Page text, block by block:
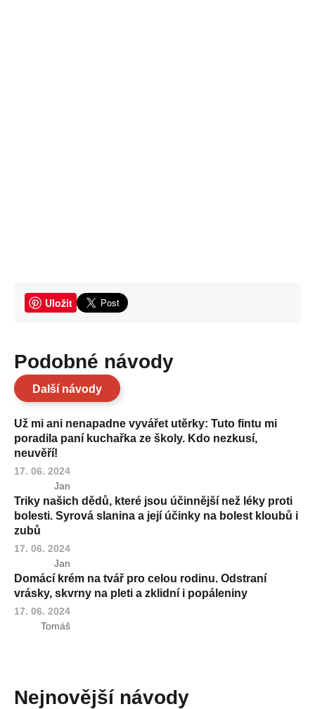
Uložit
Podobné návody
Další návody
Už mi ani nenapadne vyvářet utěrky: Tuto fintu mi
poradila paní kuchařka ze školy. Kdo nezkusí,
neuvěří!
17. 06. 2024
Jan
Triky našich dědů, které jsou účinnější než léky proti
bolesti. Syrová slanina a její účinky na bolest kloubů i
zubů
17. 06. 2024
Jan
Domácí krém na tvář pro celou rodinu. Odstraní
vrásky, skvrny na pleti a zklidní i popáleniny
17. 06. 2024
Tomáš
Nejnovější návody